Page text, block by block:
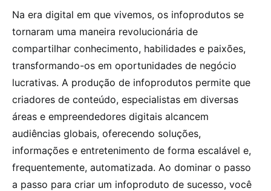
Na era digital em que vivemos, os infoprodutos se
tornaram uma maneira revolucionária de
compartilhar conhecimento, habilidades e paixões,
transformando-os em oportunidades de negócio
lucrativas. A produção de infoprodutos permite que
criadores de conteúdo, especialistas em diversas
áreas e empreendedores digitais alcancem
audiências globais, oferecendo soluções,
informações e entretenimento de forma escalável e,
frequentemente, automatizada. Ao dominar o passo
a passo para criar um infoproduto de sucesso, você